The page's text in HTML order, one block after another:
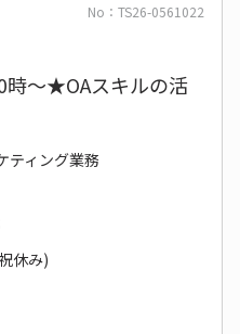
No：TS26-0561022
時～★OAスキルの活
ティング業務
休み)